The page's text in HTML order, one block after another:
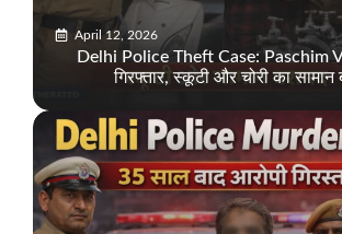
April 12, 2026
Delhi Police Theft Case: Paschim
गिरफ्तार, स्कूटी और चोरी का सामान